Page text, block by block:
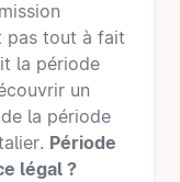
pas tout à fait
la période
un
la période
Période
légal ?